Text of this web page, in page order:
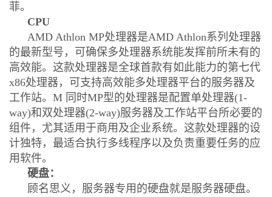
菲。
CPU
AMD Athlon MP处理器是AMD Athlon系列处理器
的最新型号，可确保多处理器系统能发挥前所未有的
高效能。这款处理器是全球首款有如此能力的第七代
x86处理器，可支持高效能多处理器平台的服务器及
工作站。M 同时MP型的处理器是配置单处理器(1-
way)和双处理器(2-way)服务器及工作站平台所必要的
组件，尤其适用于商用及企业系统。这款处理器的设
计独特，最适合执行多线程序以及负责重要任务的应
用软件。
硬盘：
顾名思义，服务器专用的硬盘就是服务器硬盘。